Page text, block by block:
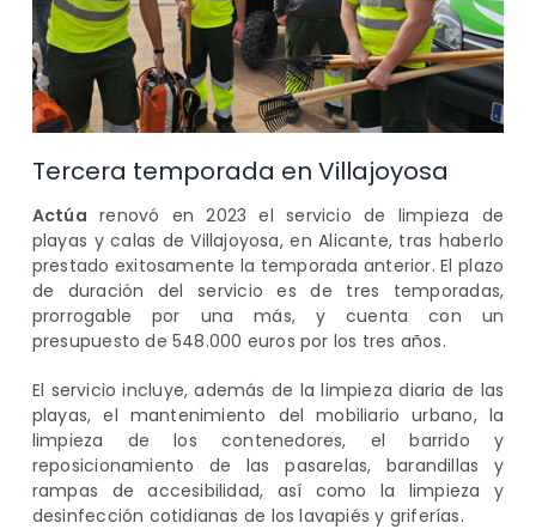
Tercera temporada en Villajoyosa
Actúa renovó en 2023 el servicio de limpieza de
playas y calas de Villajoyosa, en Alicante, tras haberlo
prestado exitosamente la temporada anterior. El plazo
de duración del servicio es de tres temporadas,
prorrogable por una más, y cuenta con un
presupuesto de 548.000 euros por los tres años.
El servicio incluye, además de la limpieza diaria de las
playas, el mantenimiento del mobiliario urbano, la
limpieza de los contenedores, el barrido y
reposicionamiento de las pasarelas, barandillas y
rampas de accesibilidad, así como la limpieza y
desinfección cotidianas de los lavapiés y griferías.